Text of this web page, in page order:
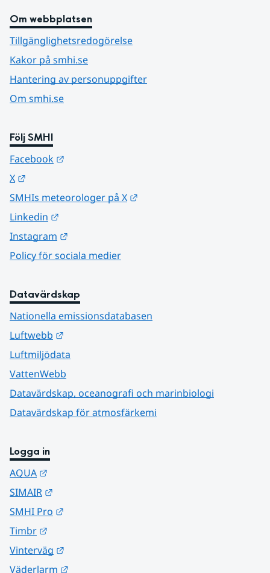
Om webbplatsen
Tillgänglighetsredogörelse
Kakor på smhi.se
Hantering av personuppgifter
Om smhi.se
Följ SMHI
Facebook
X
SMHIs meteorologer på X
Linkedin
Instagram
Policy för sociala medier
Datavärdskap
Nationella emissionsdatabasen
Luftwebb
Luftmiljödata
VattenWebb
Datavärdskap, oceanografi och marinbiologi
Datavärdskap för atmosfärkemi
Logga in
AQUA
SIMAIR
SMHI Pro
Timbr
Vinterväg
Väderlarm